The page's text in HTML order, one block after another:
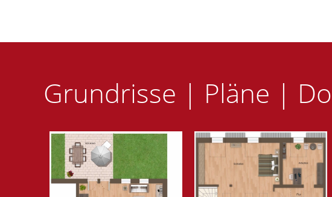
Grundrisse | Pläne |